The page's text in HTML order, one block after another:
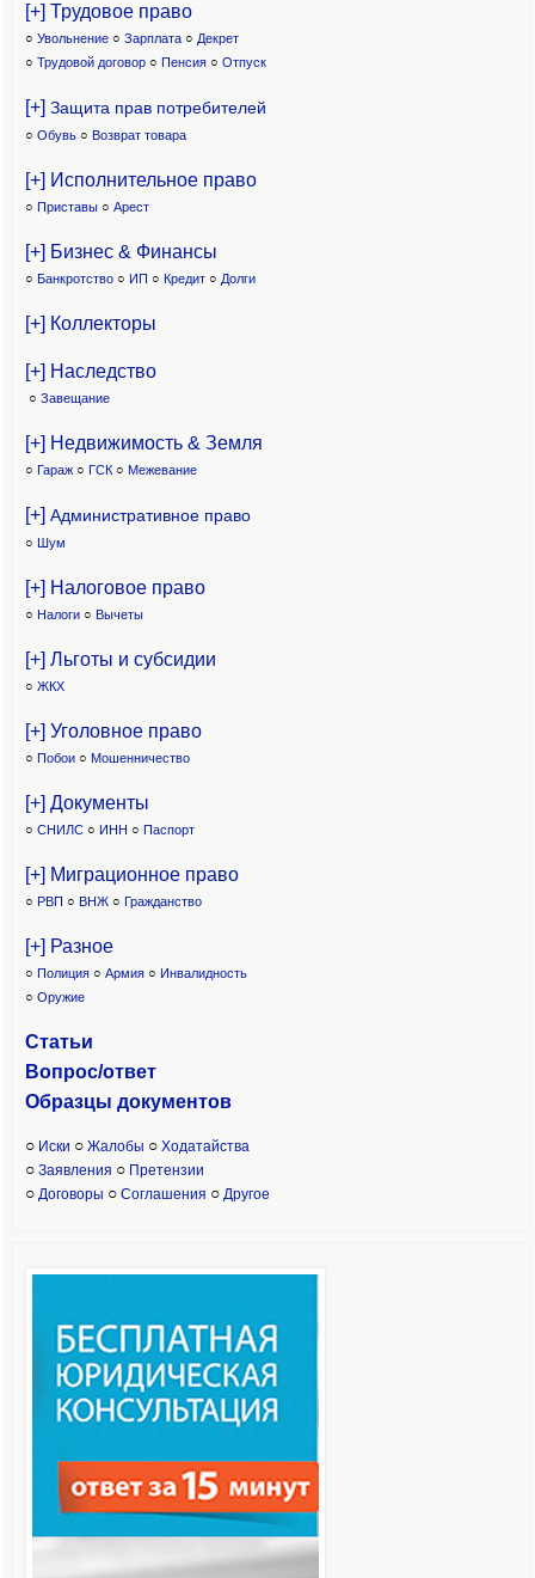
[+] Трудовое право
○ Увольнение ○ Зарплата ○ Декрет
○ Трудовой договор ○ Пенсия ○ Отпуск
[+] Защита прав потребителей
○ Обувь ○ Возврат товара
[+] Исполнительное право
○ Приставы ○ Арест
[+] Бизнес & Финансы
○ Банкротство ○ ИП ○ Кредит ○ Долги
[+] Коллекторы
[+] Наследство
○ Завещание
[+] Недвижимость & Земля
○ Гараж ○ ГСК ○ Межевание
[+] Административное право
○ Шум
[+] Налоговое право
○ Налоги ○ Вычеты
[+] Льготы и субсидии
○ ЖКХ
[+] Уголовное право
○ Побои ○ Мошенничество
[+] Документы
○ СНИЛС ○ ИНН ○ Паспорт
[+] Миграционное право
○ РВП ○ ВНЖ ○ Гражданство
[+] Разное
○ Полиция ○ Армия ○ Инвалидность
○ Оружие
Статьи
Вопрос/ответ
Образцы документов
○ Иски ○ Жалобы ○ Ходатайства
○ Заявления ○ Претензии
○ Договоры ○ Соглашения ○ Другое